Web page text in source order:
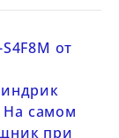
от
На самом
при